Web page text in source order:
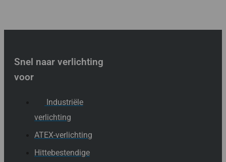
Snel naar verlichting
voor
Industriële
verlichting
ATEX-verlichting
Hittebestendige